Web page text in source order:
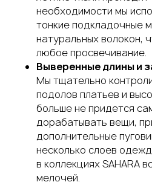
необходимости мы
тонкие подкладочные
натуральных волокон,
любое просвечивание.
Выверенные длины и
Мы тщательно
подолов платьев и
больше не придется
дорабатывать вещи,
дополнительные
несколько слоев
в коллекциях SAHARA
мелочей.